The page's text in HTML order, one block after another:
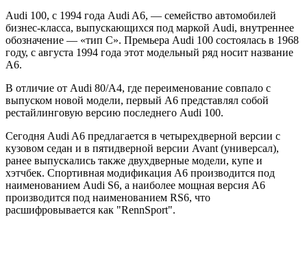
Audi 100, с 1994 года Audi A6, — семейство автомобилей
бизнес-класса, выпускающихся под маркой Audi, внутреннее
обозначение — «тип C». Премьера Audi 100 состоялась в 1968
году, с августа 1994 года этот модельный ряд носит название
А6.
В отличие от Audi 80/A4, где переименование совпало с
выпуском новой модели, первый А6 представлял собой
рестайлинговую версию последнего Audi 100.
Сегодня Audi A6 предлагается в четырехдверной версии с
кузовом седан и в пятидверной версии Avant (универсал),
ранее выпускались также двухдверные модели, купе и
хэтчбек. Спортивная модификация А6 производится под
наименованием Audi S6, а наиболее мощная версия A6
производится под наименованием RS6, что
расшифровывается как "RennSport".